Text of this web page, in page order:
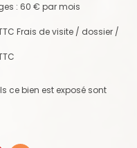
: 60 € par mois
Frais de visite / dossier /
ce bien est exposé sont